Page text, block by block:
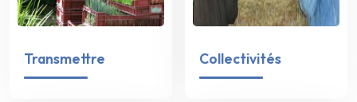
Transmettre Collectivités